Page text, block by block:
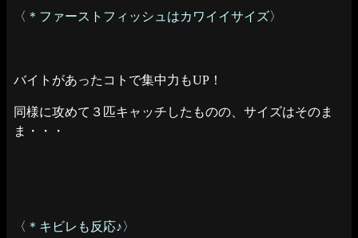
〈＊ファーストフィッシュはカワイイサイズ〉
バイトがあったコトで集中力もUP！
同様に攻めて３匹キャッチしたものの、サイズはそのま
ま・・・
〈＊キビレも反応♪〉